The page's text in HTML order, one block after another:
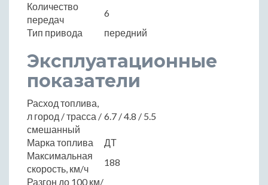
Количество
передач
6
Тип привода
передний
Эксплуатационные
показатели
Расход топлива,
л город / трасса /
смешанный
6.7 / 4.8 / 5.5
Марка топлива
ДТ
Максимальная
скорость, км/ч
188
Разгон до 100 км/